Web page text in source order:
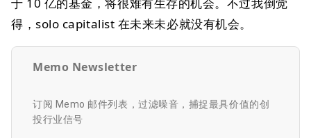
于 10 亿的基金，将很难有生存的机会。不过我倒觉
得，solo capitalist 在未来未必就没有机会。
Memo Newsletter
订阅 Memo 邮件列表，过滤噪音，捕捉最具价值的创
投行业信号